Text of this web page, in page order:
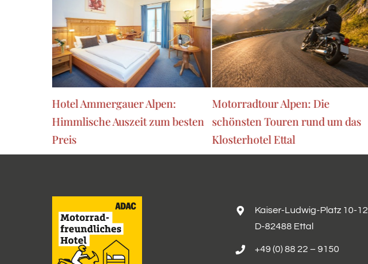
Hotel Ammergauer Alpen:
Himmlische Auszeit zum besten
Preis
Motorradtour Alpen: Die
schönsten Touren rund um das
Klosterhotel Ettal
Kaiser-Ludwig-Platz 10-12
D-82488 Ettal
+49 (0) 88 22 – 9150